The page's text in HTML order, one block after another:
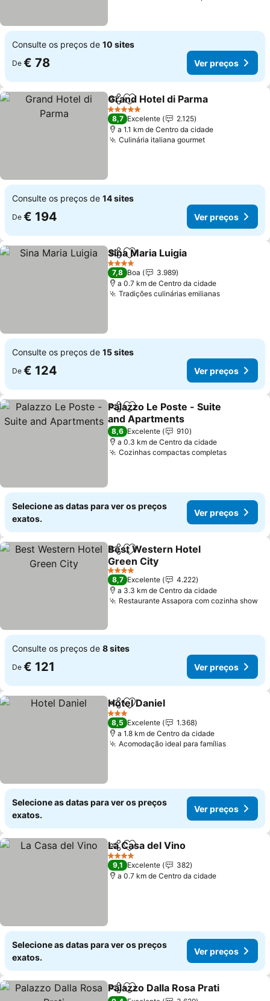
Consulte os preços de 10 sites
De € 78 Ver preços
PartilharAdicionar aos favoritos
Grand Hotel di Parma
5 Estrelas
8,7 Excelente
2.125
a 1.1 km de Centro da cidade
Culinária italiana gourmet
Consulte os preços de 14 sites
De € 194 Ver preços
PartilharAdicionar aos favoritos
Sina Maria Luigia
4 Estrelas
7,8 Boa
3.989
a 0.7 km de Centro da cidade
Tradições culinárias emilianas
Consulte os preços de 15 sites
De € 124 Ver preços
PartilharAdicionar aos favoritos
Palazzo Le Poste - Suite
and Apartments
8,6 Excelente
910
a 0.3 km de Centro da cidade
Cozinhas compactas completas
Selecione as datas para ver os preços
exatos.
Ver preços
PartilharAdicionar aos favoritos
Best Western Hotel
Green City
4 Estrelas
8,7 Excelente
4.222
a 3.3 km de Centro da cidade
Restaurante Assapora com cozinha show
Consulte os preços de 8 sites
De € 121 Ver preços
PartilharAdicionar aos favoritos
Hotel Daniel
3 Estrelas
8,5 Excelente
1.368
a 1.8 km de Centro da cidade
Acomodação ideal para famílias
Selecione as datas para ver os preços
exatos.
Ver preços
PartilharAdicionar aos favoritos
La Casa del Vino
4 Estrelas
9,1 Excelente
382
a 0.7 km de Centro da cidade
Selecione as datas para ver os preços
exatos.
Ver preços
PartilharAdicionar aos favoritos
Palazzo Dalla Rosa Prati